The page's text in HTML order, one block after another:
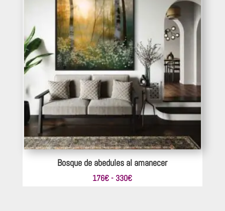
hasta
352€
Bosque de abedules al amanecer
176€ - 330€Rango